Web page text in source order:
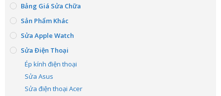
Bảng Giá Sửa Chữa
Sản Phẩm Khác
Sửa Apple Watch
Sửa Điện Thoại
Ép kính điện thoại
Sửa Asus
Sửa điện thoại Acer